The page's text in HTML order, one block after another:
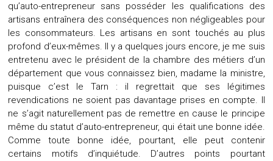
qu’auto-entrepreneur sans posséder les qualifications des
artisans entraînera des conséquences non négligeables pour
les consommateurs. Les artisans en sont touchés au plus
profond d’eux-mêmes. Il y a quelques jours encore, je me suis
entretenu avec le président de la chambre des métiers d’un
département que vous connaissez bien, madame la ministre,
puisque c’est le Tarn : il regrettait que ses légitimes
revendications ne soient pas davantage prises en compte. Il
ne s’agit naturellement pas de remettre en cause le principe
même du statut d’auto-entrepreneur, qui était une bonne idée.
Comme toute bonne idée, pourtant, elle peut contenir
certains motifs d’inquiétude. D’autres points pourtant